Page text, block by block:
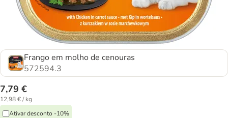
Frango em molho de cenouras
572594.3
7,79 €
12,98 € / kg
Ativar desconto -10%